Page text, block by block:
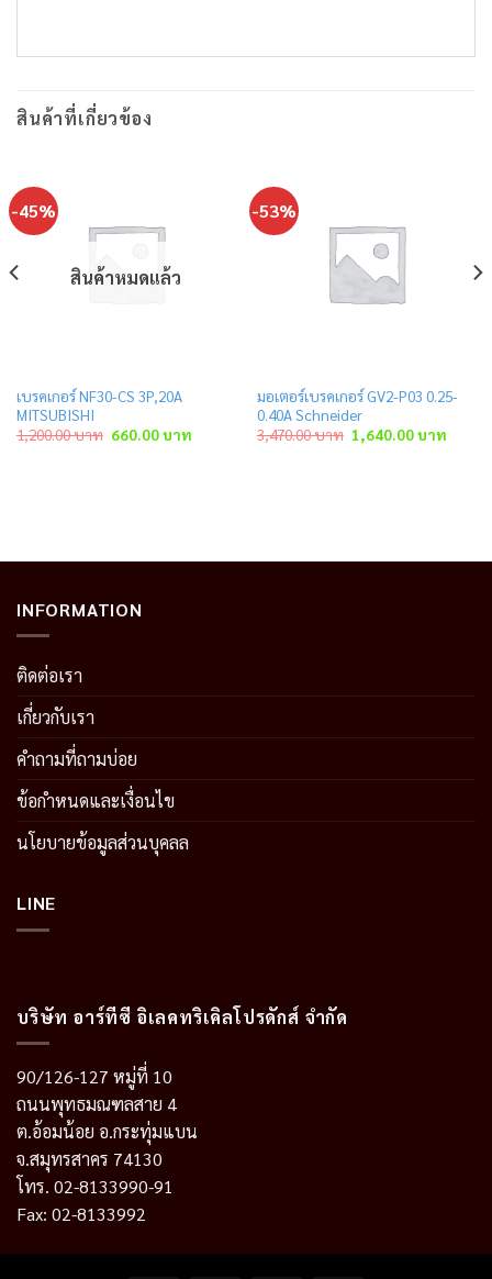
สินค้าที่เกี่ยวข้อง
-45%
สินค้าหมดแล้ว
เบรคเกอร์ NF30-CS 3P,20A
MITSUBISHI
1,200.00บาท Original
price
660.00บาทCurrent
price
-53%
มอเตอร์เบรคเกอร์ GV2-P03 0.25-
0.40A Schneider
3,470.00บาท Original
price
1,640.00บาท
price
INFORMATION
ติดต่อเรา
เกี่ยวกับเรา
คำถามที่ถามบ่อย
ข้อกำหนดและเงื่อนไข
นโยบายข้อมูลส่วนบุคลล
LINE
บริษัท อาร์ทีซี อิเลคทริเคิลโปรดักส์ จำกัด
90/126-127 หมู่ที่ 10
ถนนพุทธมณฑลสาย 4
ต.อ้อมน้อย อ.กระทุ่มแบน
จ.สมุทรสาคร 74130
โทร. 02-8133990-91
Fax: 02-8133992